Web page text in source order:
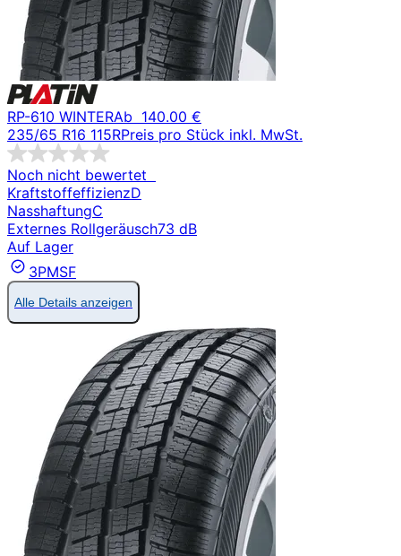
RP-610 WINTERAb 140.00 €
235/65 R16 115RPreis pro Stück inkl. MwSt.
Noch nicht bewertet
KraftstoffeffizienzD
NasshaftungC
Externes Rollgeräusch73 dB
Auf Lager
3PMSF
Alle Details anzeigen